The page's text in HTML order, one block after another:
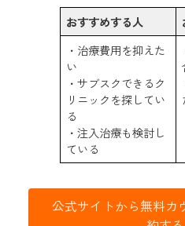
おすすめする人
・治療費用を抑えた
い
・サブスクできるク
リニックを探してい
る
・注入治療も検討し
ている
公式サイトから無料カ